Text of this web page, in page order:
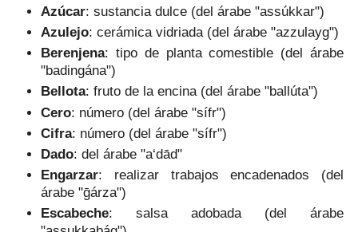
Azúcar: sustancia dulce (del árabe "assúkkar")
Azulejo: cerámica vidriada (del árabe "azzulayg")
Berenjena: tipo de planta comestible (del árabe
"badingána")
Bellota: fruto de la encina (del árabe "ballúta")
Cero: número (del árabe "sífr")
Cifra: número (del árabe "sífr")
Dado: del árabe "a‘dād"
Engarzar: realizar trabajos encadenados (del
árabe "ḡárza")
Escabeche: salsa adobada (del árabe